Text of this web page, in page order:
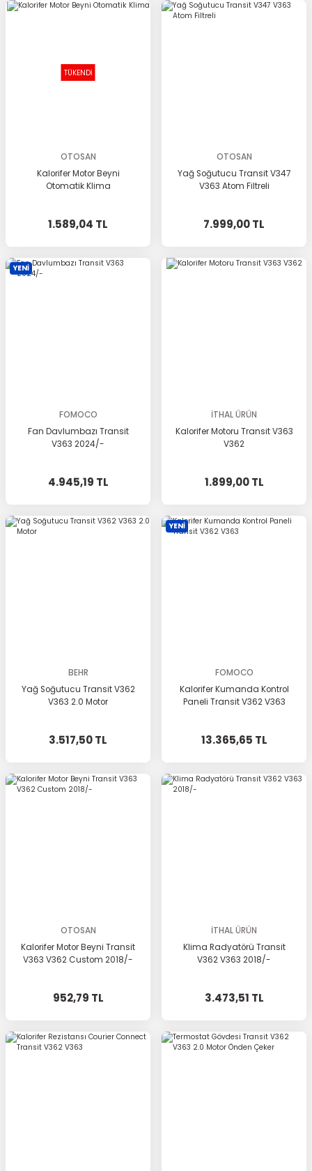
TÜKENDİ
OTOSAN
Kalorifer Motor Beyni
Otomatik Klima
1.589,04 TL
OTOSAN
Yağ Soğutucu Transit V347
V363 Atom Filtreli
7.999,00 TL
YENİ
FOMOCO
Fan Davlumbazı Transit
V363 2024/-
4.945,19 TL
İTHAL ÜRÜN
Kalorifer Motoru Transit V363
V362
1.899,00 TL
BEHR
Yağ Soğutucu Transit V362
V363 2.0 Motor
3.517,50 TL
YENİ
FOMOCO
Kalorifer Kumanda Kontrol
Paneli Transit V362 V363
13.365,65 TL
OTOSAN
Kalorifer Motor Beyni Transit
V363 V362 Custom 2018/-
952,79 TL
İTHAL ÜRÜN
Klima Radyatörü Transit
V362 V363 2018/-
3.473,51 TL